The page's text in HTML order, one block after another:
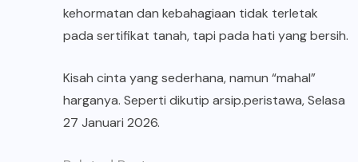
kehormatan dan kebahagiaan tidak terletak
pada sertifikat tanah, tapi pada hati yang bersih.
Kisah cinta yang sederhana, namun “mahal”
harganya. Seperti dikutip arsip.peristawa, Selasa
27 Januari 2026.